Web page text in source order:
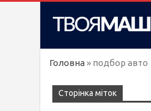
Головна » подбор авто
Сторінка міток